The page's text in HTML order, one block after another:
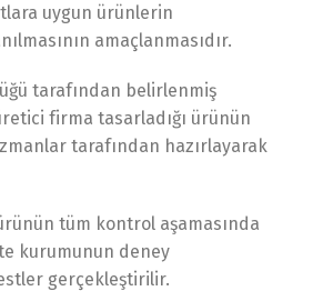
uygun ürünlerin
amaçlanmasıdır.
tarafından belirlenmiş
firma tasarladığı ürünün
tarafından hazırlayarak
tüm kontrol aşamasında
kurumunun deney
gerçekleştirilir.